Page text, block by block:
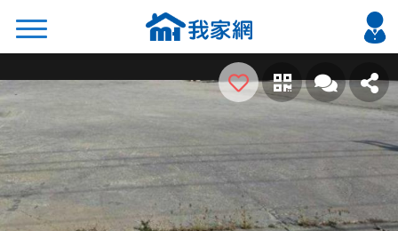
搜尋
熱門關鍵字
2026 台北降價好屋限量釋出
2026 新北降價好屋限量釋出